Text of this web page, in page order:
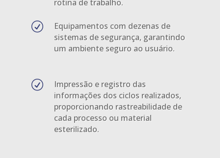
rotina de trabalho.
R
Equipamentos com dezenas de
sistemas de segurança, garantindo
um ambiente seguro ao usuário.
R
Impressão e registro das
informações dos ciclos realizados,
proporcionando rastreabilidade de
cada processo ou material
esterilizado.